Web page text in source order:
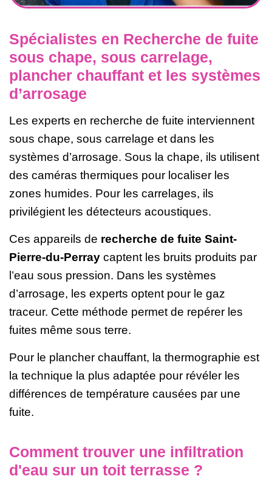
Spécialistes en Recherche de fuite
sous chape, sous carrelage,
plancher chauffant et les systèmes
d’arrosage
Les experts en recherche de fuite interviennent
sous chape, sous carrelage et dans les
systèmes d’arrosage. Sous la chape, ils utilisent
des caméras thermiques pour localiser les
zones humides. Pour les carrelages, ils
privilégient les détecteurs acoustiques.
Ces appareils de recherche de fuite Saint-
Pierre-du-Perray captent les bruits produits par
l’eau sous pression. Dans les systèmes
d’arrosage, les experts optent pour le gaz
traceur. Cette méthode permet de repérer les
fuites même sous terre.
Pour le plancher chauffant, la thermographie est
la technique la plus adaptée pour révéler les
différences de température causées par une
fuite.
Comment trouver une infiltration
d'eau sur un toit terrasse ?